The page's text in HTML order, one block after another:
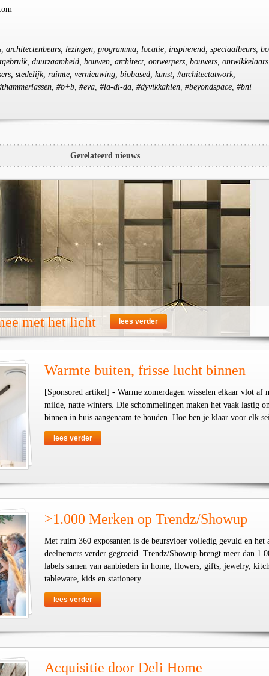
architectenbeurs, lezingen, programma, locatie, inspirerend, speciaalbeurs,
duurzaamheid, bouwen, architect, ontwerpers, bouwers,
stedelijk, ruimte, vernieuwing, biobased, kunst, #architectatwork,
#b+b, #eva, #la-di-da, #dyvikkahlen, #beyondspace, #bni
Gerelateerd nieuws
met het licht lees verder
Warmte buiten, frisse lucht binnen
[Sponsored artikel] - Warme zomerdagen wisselen elkaar vlot af
milde, natte winters. Die schommelingen maken het vaak lastig
binnen in huis aangenaam te houden. Hoe ben je klaar voor elk
lees verder
>1.000 Merken op Trendz/Showup
Met ruim 360 exposanten is de beursvloer volledig gevuld en het
deelnemers verder gegroeid. Trendz/Showup brengt meer dan
labels samen van aanbieders in home, flowers, gifts, jewelry,
tableware, kids en stationery.
lees verder
Acquisitie door Deli Home